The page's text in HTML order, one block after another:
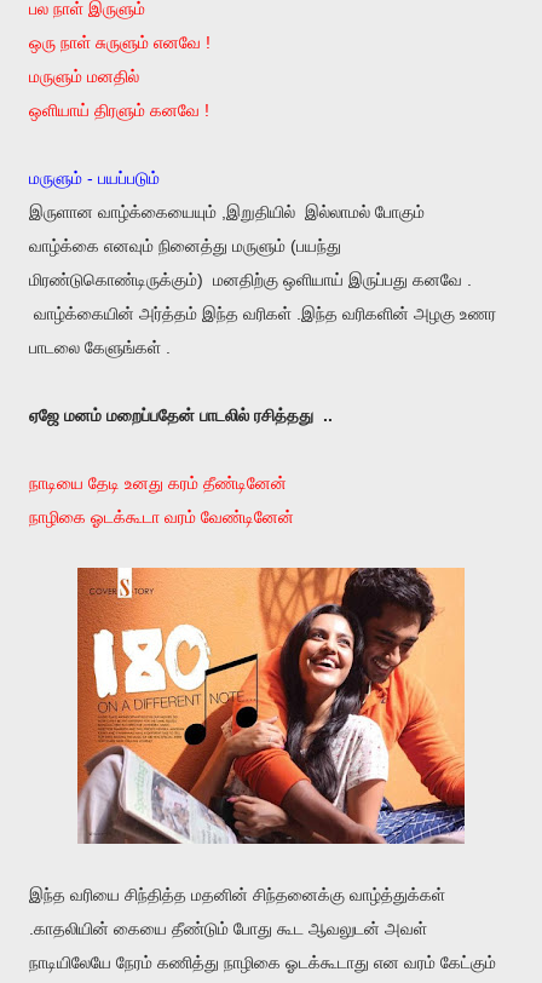
பல நாள் இருளும்
ஒரு நாள் சுருளும் எனவே !
மருளும் மனதில்
ஒளியாய் திரளும் கனவே !
மருளும் - பயப்படும்
இருளான வாழ்க்கையையும் ,இறுதியில் இல்லாமல் போகும்
வாழ்க்கை எனவும் நினைத்து மருளும் (பயந்து
மிரண்டுகொண்டிருக்கும்) மனதிற்கு ஒளியாய் இருப்பது கனவே .
வாழ்க்கையின் அர்த்தம் இந்த வரிகள் .இந்த வரிகளின் அழகு உணர
பாடலை கேளுங்கள் .
ஏஜே மனம் மறைப்பதேன் பாடலில் ரசித்தது ..
நாடியை தேடி உனது கரம் தீண்டினேன்
நாழிகை ஓடக்கூடா வரம் வேண்டினேன்
இந்த வரியை சிந்தித்த மதனின் சிந்தனைக்கு வாழ்த்துக்கள்
.காதலியின் கையை தீண்டும் போது கூட ஆவலுடன் அவள்
நாடியிலேயே நேரம் கணித்து நாழிகை ஓடக்கூடாது என வரம் கேட்கும்